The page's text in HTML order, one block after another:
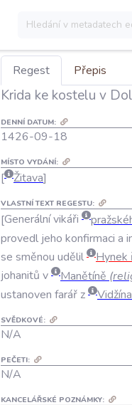
Regest Přepis
Krida ke kostelu v
DENNÍ DATUM:
1426-09-18
MÍSTO VYDÁNÍ:
Žitava
VLASTNÍ TEXT REGESTU:
Generálnívikáři
provedl jeho konfirmaci a
se směnou udělil Hynek
johanitů v Manětíně (
ustanoven farář z Vidžína
SVĚDKOVÉ:
N/A
PEČETI:
N/A
KANCELÁŘSKÉ POZNÁMKY: